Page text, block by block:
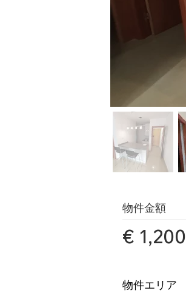
物件金額
€ 1,200
物件エリア